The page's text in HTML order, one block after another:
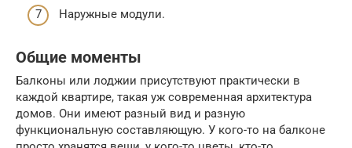
Наружные модули.
Общие моменты
Балконы или лоджии присутствуют практически в
каждой квартире, такая уж современная архитектура
домов. Они имеют разный вид и разную
функциональную составляющую. У кого-то на балконе